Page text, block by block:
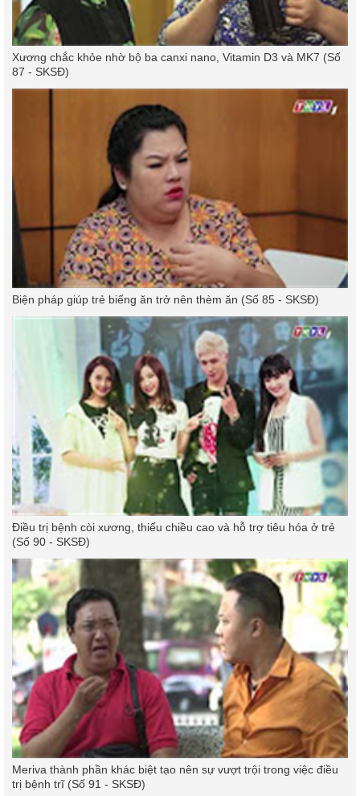
Xương chắc khỏe nhờ bộ ba canxi nano, Vitamin D3 và MK7 (Số
87 - SKSĐ)
Biện pháp giúp trẻ biếng ăn trở nên thèm ăn (Số 85 - SKSĐ)
Điều trị bệnh còi xương, thiếu chiều cao và hỗ trợ tiêu hóa ở trẻ
(Số 90 - SKSĐ)
Meriva thành phần khác biệt tạo nên sự vượt trội trong việc điều
trị bệnh trĩ (Số 91 - SKSĐ)